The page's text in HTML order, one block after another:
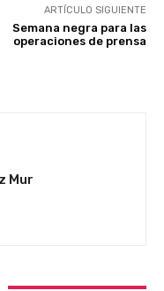
ARTÍCULO SIGUIENTE
Semana negra para las
operaciones de prensa
Mur